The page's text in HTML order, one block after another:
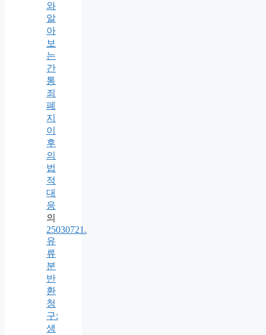
와
알
아
보
는
간
통
죄
폐
지
이
후
의
법
적
대
응
의
25030721.
유
류
분
반
환
청
구:
생